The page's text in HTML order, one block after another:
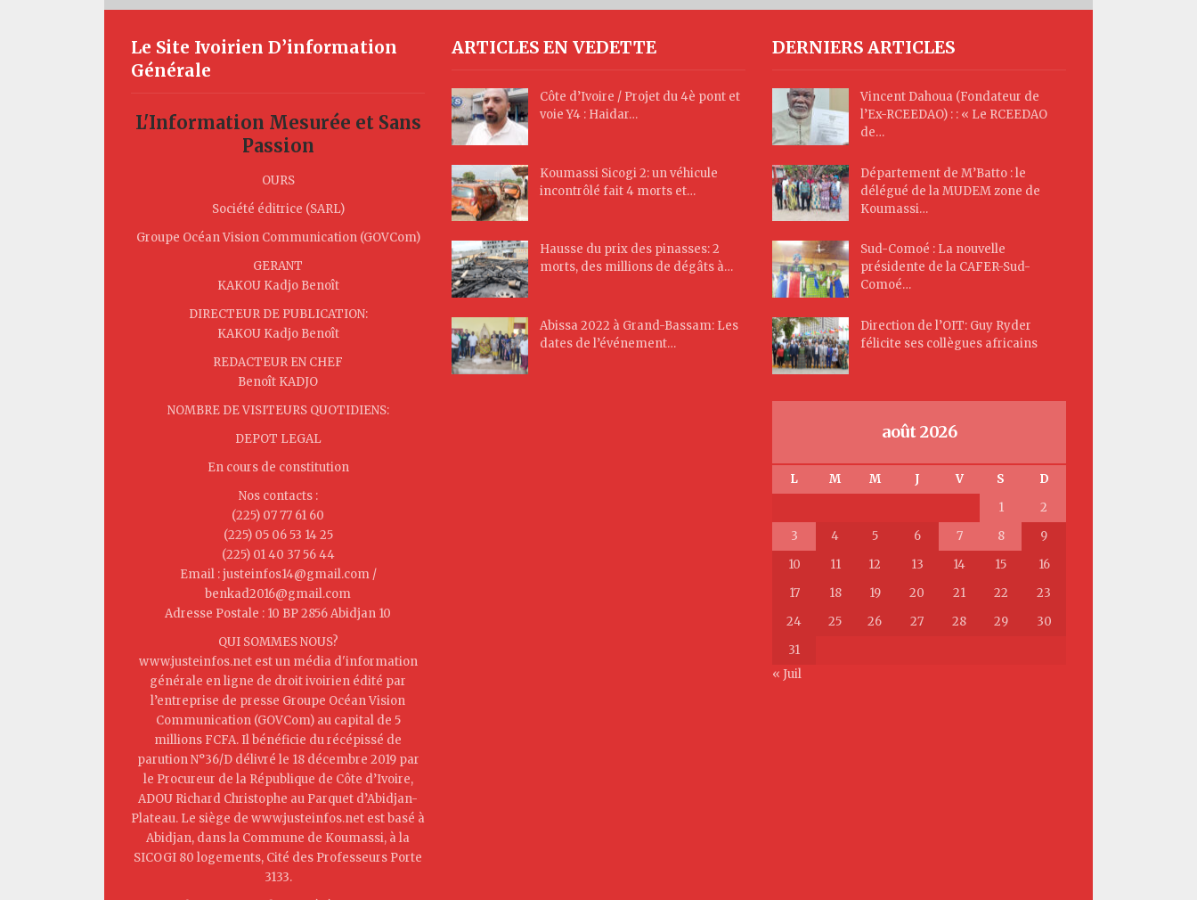
Le Site Ivoirien D’information
Générale
L'Information Mesurée et Sans
Passion
OURS
Société éditrice (SARL)
Groupe Océan Vision Communication (GOVCom)
GERANT
KAKOU Kadjo Benoît
DIRECTEUR DE PUBLICATION:
KAKOU Kadjo Benoît
REDACTEUR EN CHEF
Benoît KADJO
NOMBRE DE VISITEURS QUOTIDIENS:
DEPOT LEGAL
En cours de constitution
Nos contacts :
(225) 07 77 61 60
(225) 05 06 53 14 25
(225) 01 40 37 56 44
Email : justeinfos14@gmail.com /
benkad2016@gmail.com
Adresse Postale : 10 BP 2856 Abidjan 10
QUI SOMMES NOUS?
www.justeinfos.net est un média d'information
générale en ligne de droit ivoirien édité par
l’entreprise de presse Groupe Océan Vision
Communication (GOVCom) au capital de 5
millions FCFA. Il bénéficie du récépissé de
parution N°36/D délivré le 18 décembre 2019 par
le Procureur de la République de Côte d’Ivoire,
ADOU Richard Christophe au Parquet d’Abidjan-
Plateau. Le siège de www.justeinfos.net est basé à
Abidjan, dans la Commune de Koumassi, à la
SICOGI 80 logements, Cité des Professeurs Porte
3133.
ARTICLES EN VEDETTE
Côte d’Ivoire / Projet du 4è pont et
voie Y4 : Haidar…
Koumassi Sicogi 2: un véhicule
incontrôlé fait 4 morts et…
Hausse du prix des pinasses: 2
morts, des millions de dégâts à…
Abissa 2022 à Grand-Bassam: Les
dates de l’événement…
DERNIERS ARTICLES
Vincent Dahoua (Fondateur de
l’Ex-RCEEDAO) : : « Le RCEEDAO
de…
Département de M’Batto : le
délégué de la MUDEM zone de
Koumassi…
Sud-Comoé : La nouvelle
présidente de la CAFER-Sud-
Comoé…
Direction de l’OIT: Guy Ryder
félicite ses collègues africains
août 2026
L M M J V S
D
1
2
3
4 5 6 7 8
9
10
11 12 13 14 15
16
17
18 19 20 21 22
23
24
25 26 27 28 29
30
31
« Juil